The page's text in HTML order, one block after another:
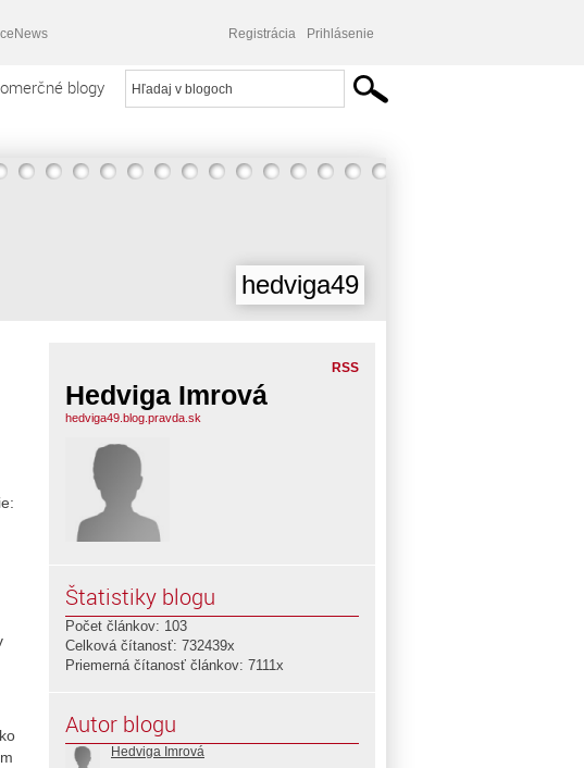
Registrácia Prihlásenie
blogy
hedviga49
RSS
Hedviga Imrová
hedviga49.blog.pravda.sk
Štatistiky blogu
Počet článkov: 103
Celková čítanosť: 732439x
Priemerná čítanosť článkov: 7111x
Autor blogu
Hedviga Imrová